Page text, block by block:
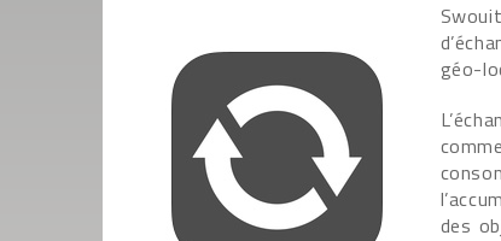
géo-
des